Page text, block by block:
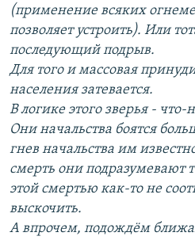
(применение всяких
позволяет устроить). Или
последующий подрыв.
Для того и массовая
населения затевается.
В логике этого зверья - что-
Они начальства боятся
гнев начальства им
смерть они подразумевают
этой смертью как-то не
выскочить.
А впрочем, подождём